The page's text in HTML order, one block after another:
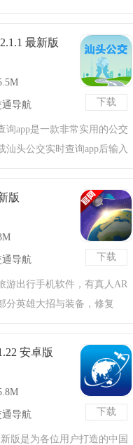
下载
最新版
通导航
询app是一款非常实用的公交
汕头公交实时查询app后输入
的用户来说非常的方便，还
下载
版
通导航
游出行手机软件，有真人AR
分英雄大招与装备，修复
等，有需要的小伙伴可以来
下载
安卓版
通导航
版是为各位用户打造的中国